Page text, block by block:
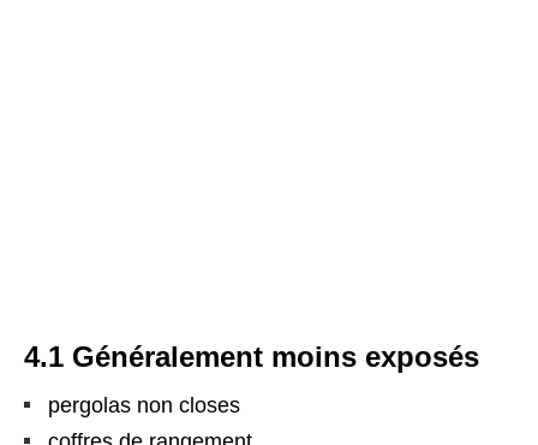
4.1 Généralement moins exposés
pergolas non closes